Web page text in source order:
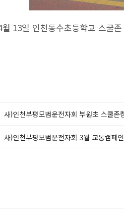
13일 인천동수초등학교 스쿨
사)인천부평모범운전자회 부원초 스쿨존
사)인천부평모범운전자회 3월 교통캠페인